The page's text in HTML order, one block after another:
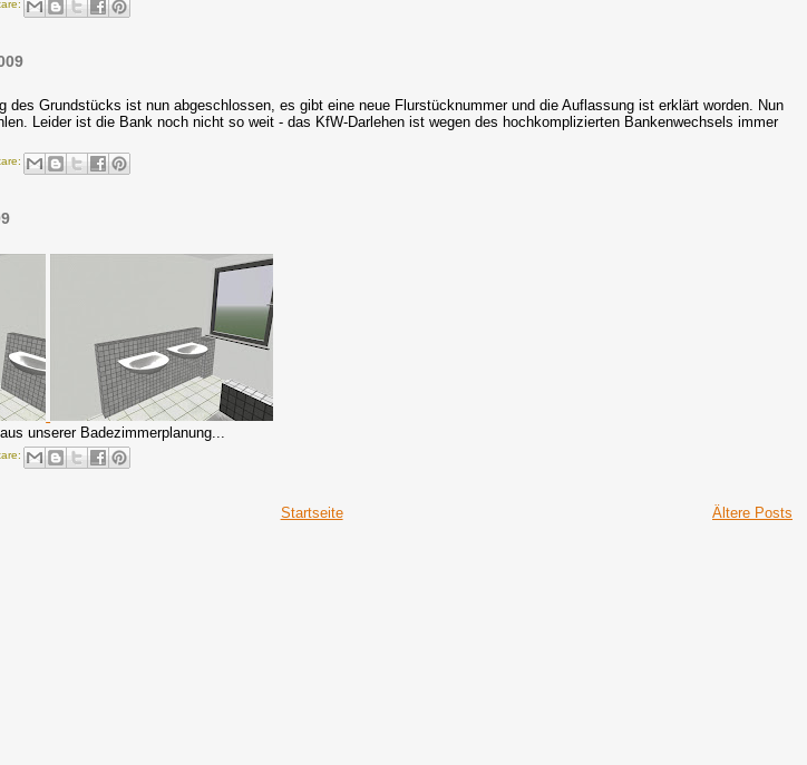
des Grundstücks ist nun abgeschlossen, es gibt eine neue Flurstücknummer und die Auflassung ist erklärt worden. Nun
Leider ist die Bank noch nicht so weit - das KfW-Darlehen ist wegen des hochkomplizierten Bankenwechsels immer
unserer Badezimmerplanung...
Ältere Posts
Startseite